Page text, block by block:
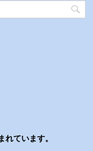
れています。